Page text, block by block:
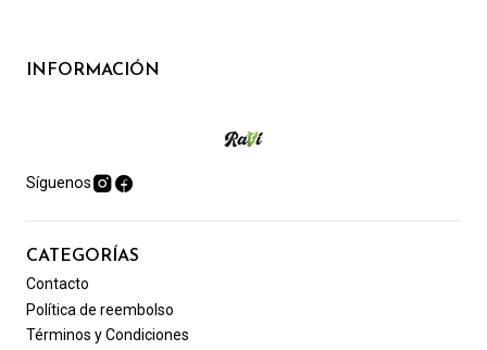
INFORMACIÓN
Síguenos
CATEGORÍAS
Contacto
Política de reembolso
Términos y Condiciones